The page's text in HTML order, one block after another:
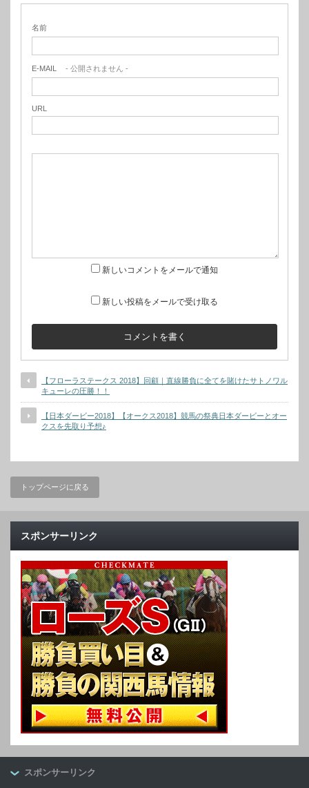
名前
E-MAIL - 公開されません -
URL
新しいコメントをメールで通知
新しい投稿をメールで受け取る
【フローラステークス 2018】回顧｜直線勝負に全てを賭けたサトノワル
キューレの圧勝！！
【日本ダービー2018】【オークス2018】競馬の祭典日本ダービーとオー
クスを先取り予想♪
トップページに戻る
スポンサーリンク
スポンサーリンク